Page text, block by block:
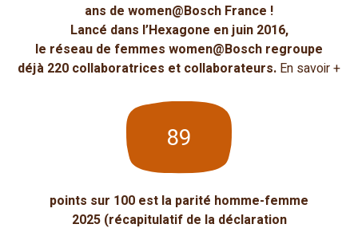
ans de women@Bosch France !
Lancé dans l’Hexagone en juin 2016,
le réseau de femmes women@Bosch regroupe
déjà 220 collaboratrices et collaborateurs. En savoir +
89
points sur 100 est la parité homme-femme
2025 (récapitulatif de la déclaration